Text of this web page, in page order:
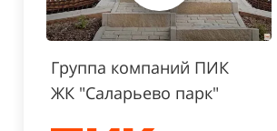
Группа компаний ПИК
ЖК "Саларьево парк"